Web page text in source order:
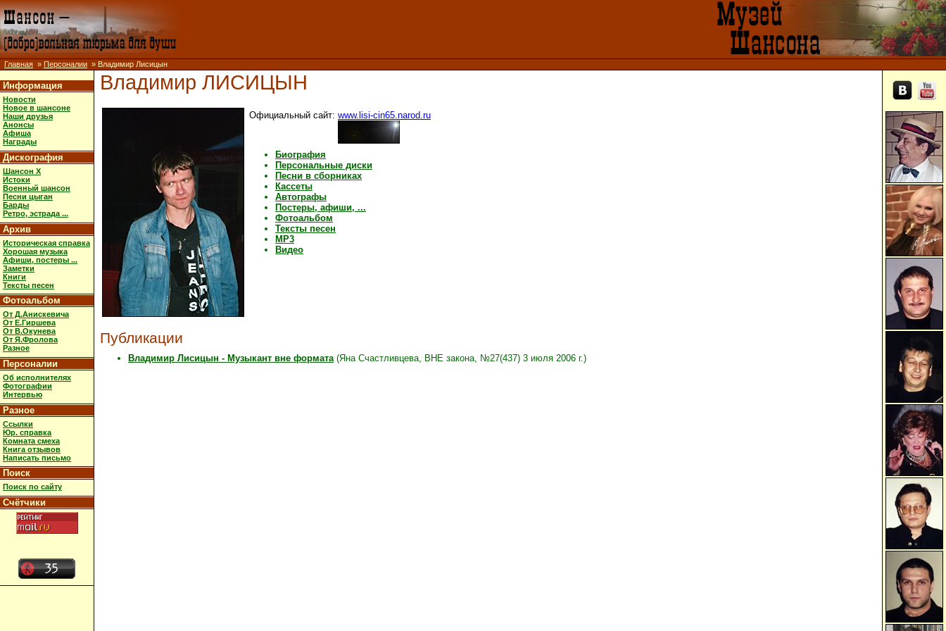
Главная » Персоналии » Владимир Лисицын
Информация
Новости
Новое в шансоне
Наши друзья
Анонсы
Афиша
Награды
Дискография
Шансон X
Истоки
Военный шансон
Песни цыган
Барды
Ретро, эстрада ...
Архив
Историческая справка
Хорошая музыка
Афиши, постеры ...
Заметки
Книги
Тексты песен
Фотоальбом
От Д.Анискевича
От Е.Гиршева
От В.Окунева
От Я.Фролова
Разное
Персоналии
Об исполнителях
Фотографии
Интервью
Разное
Ссылки
Юр. справка
Комната смеха
Книга отзывов
Написать письмо
Поиск
Поиск по сайту
Счётчики
Владимир ЛИСИЦЫН
Официальный сайт: www.lisi-cin65.narod.ru
Биография
Персональные диски
Песни в сборниках
Кассеты
Автографы
Постеры, афиши, ...
Фотоальбом
Тексты песен
MP3
Видео
Публикации
Владимир Лисицын - Музыкант вне формата(Яна Счастливцева, ВНЕ закона, №27(437) 3 июля 2006 г.)